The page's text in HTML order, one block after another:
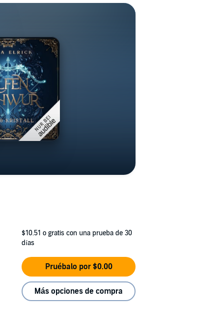
$10.51 o gratis con una prueba de 30
días
Pruébalo por $0.00
Más opciones de compra